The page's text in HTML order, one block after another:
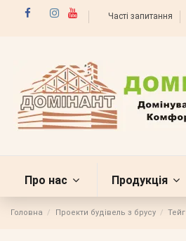
Часті запитання
Про нас Продукція
Головна Проекти будівель з брусу Тейг